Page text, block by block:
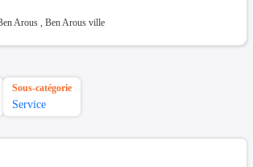
Arous , Ben Arous ville
Sous-catégorie
Service